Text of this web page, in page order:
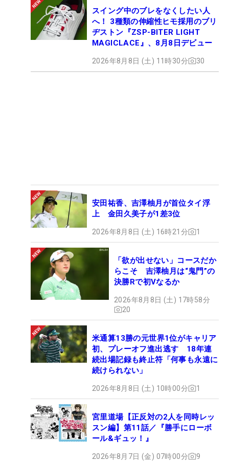
スイング中のブレをなくしたい人
へ！ 3種類の伸縮性ヒモ採用のブリ
ヂストン『ZSP-BITER LIGHT
MAGICLACE』、8月8日デビュー
2026年8月8日 (土) 11時30分 30
安田祐香、吉澤柚月が首位タイ浮
上 金田久美子が1差3位
2026年8月8日 (土) 16時21分 1
「欲が出せない」コースだか
らこそ 吉澤柚月は“鬼門”の
決勝Rで初Vなるか
2026年8月8日 (土) 17時58分
20
米通算13勝の元世界1位がキャリア
初、プレーオフ進出逃す 18年連
続出場記録も終止符「何事も永遠に
続けられない」
2026年8月8日 (土) 10時00分 1
宮里道場【正反対の2人を同時レッ
スン編】第11話／『勝手にローボ
ール&ギュッ！』
2026年8月7日 (金) 07時00分 9